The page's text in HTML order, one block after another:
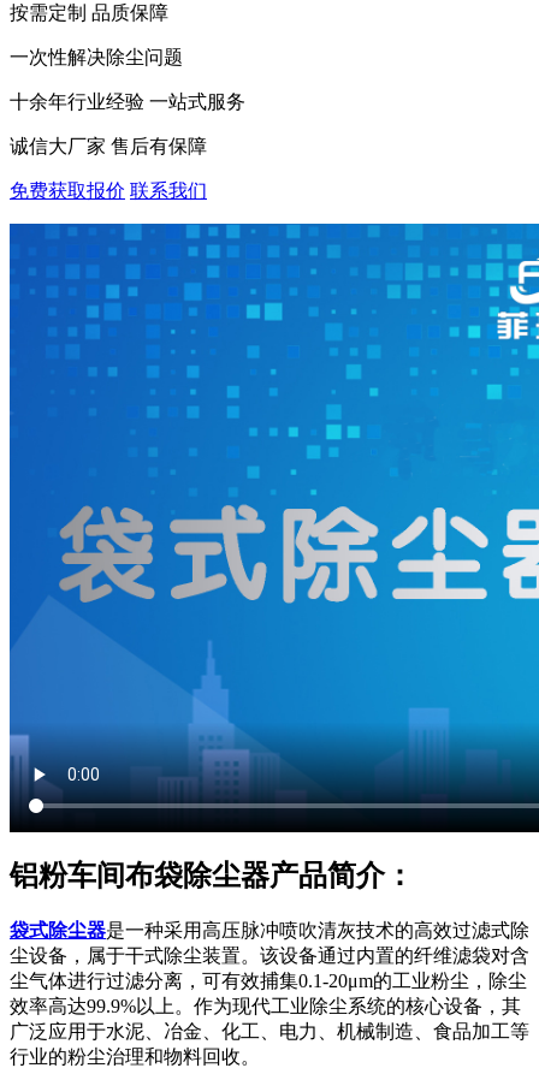
按需定制 品质保障
一次性解决除尘问题
十余年行业经验 一站式服务
诚信大厂家 售后有保障
免费获取报价 联系我们
铝粉车间布袋除尘器产品简介：
袋式除尘器是一种采用高压脉冲喷吹清灰技术的高效过滤式除
尘设备，属于干式除尘装置。该设备通过内置的纤维滤袋对含
尘气体进行过滤分离，可有效捕集0.1-20μm的工业粉尘，除尘
效率高达99.9%以上。作为现代工业除尘系统的核心设备，其
广泛应用于水泥、冶金、化工、电力、机械制造、食品加工等
行业的粉尘治理和物料回收。